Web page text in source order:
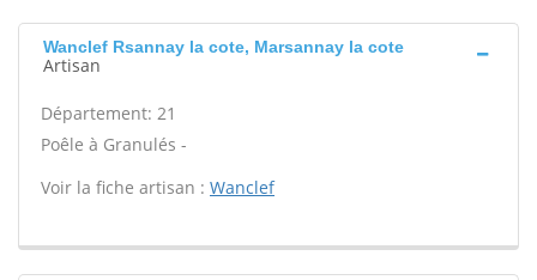
Wanclef Rsannay la cote, Marsannay la cote
Artisan
Département: 21
Poêle à Granulés -
Voir la fiche artisan : Wanclef